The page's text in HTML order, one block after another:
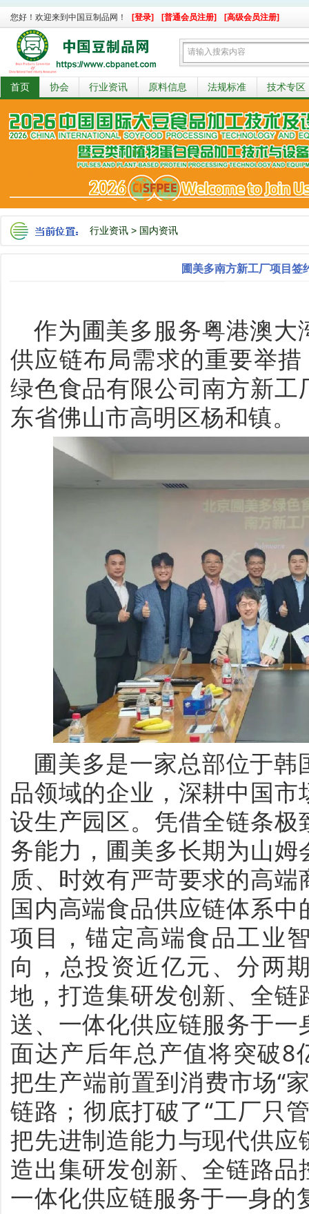
您好！欢迎来到中国豆制品网！ [登录] [普通会员注册] [高级会员注册]
首页 协会 行业资讯 原料信息 法规标准 技术专区
行业资讯 > 国内资讯
圃美多南方新工厂项目签
作为圃美多服务粤港澳
供应链布局需求的重要举
绿色食品有限公司南方新
东省佛山市高明区杨和镇。
圃美多是一家总部位于
品领域的企业，深耕中国
设生产园区。凭借全链条
务能力，圃美多长期为山
质、时效有严苛要求的高
国内高端食品供应链体系
项目，锚定高端食品工业
向，总投资近亿元、分两
地，打造集研发创新、全
送、一体化供应链服务于
面达产后年总产值将突破8
把生产端前置到消费市场“
链路；彻底打破了“工厂只
把先进制造能力与现代供
造出集研发创新、全链路
一体化供应链服务于一身的